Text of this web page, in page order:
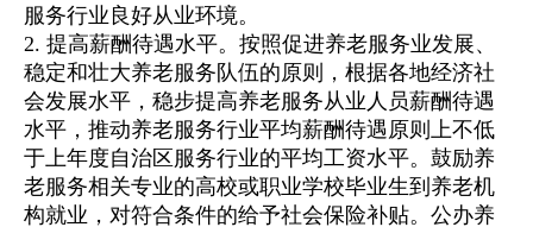
服务行业良好从业环境。
2. 提高薪酬待遇水平。按照促进养老服务业发展、
稳定和壮大养老服务队伍的原则，根据各地经济社
会发展水平，稳步提高养老服务从业人员薪酬待遇
水平，推动养老服务行业平均薪酬待遇原则上不低
于上年度自治区服务行业的平均工资水平。鼓励养
老服务相关专业的高校或职业学校毕业生到养老机
构就业，对符合条件的给予社会保险补贴。公办养